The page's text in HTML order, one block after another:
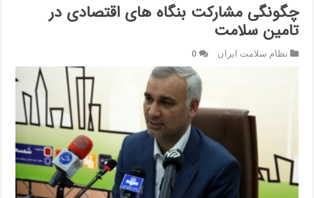
چگونگی مشارکت بنگاه های اقتصادی در
تامین سلامت
نظام سلامت ایران 0